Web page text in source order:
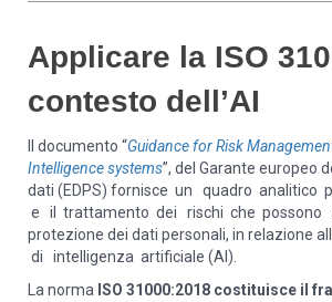
Applicare la ISO
contesto dell’AI
Il documento “Guidance for Risk
Intelligence systems”, del Garante europeo
dati (EDPS) fornisce un quadro analitico
e il trattamento dei rischi che possono
protezione dei dati personali, in relazione
di intelligenza artificiale (AI).
La norma ISO 31000:2018 costituisce il